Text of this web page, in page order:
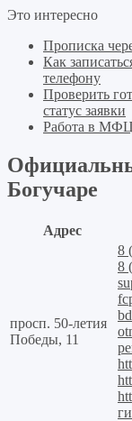
Это интересно
Прописка
Как
телефону
Проверить
статус заявки
Работа в
Богучаре
Адрес
просп. 50-летия
Победы, 11
8
8